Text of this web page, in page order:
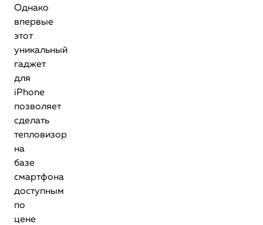
Однако
впервые
этот
уникальный
гаджет
для
iPhone
позволяет
сделать
тепловизор
на
базе
смартфона
доступным
по
цене